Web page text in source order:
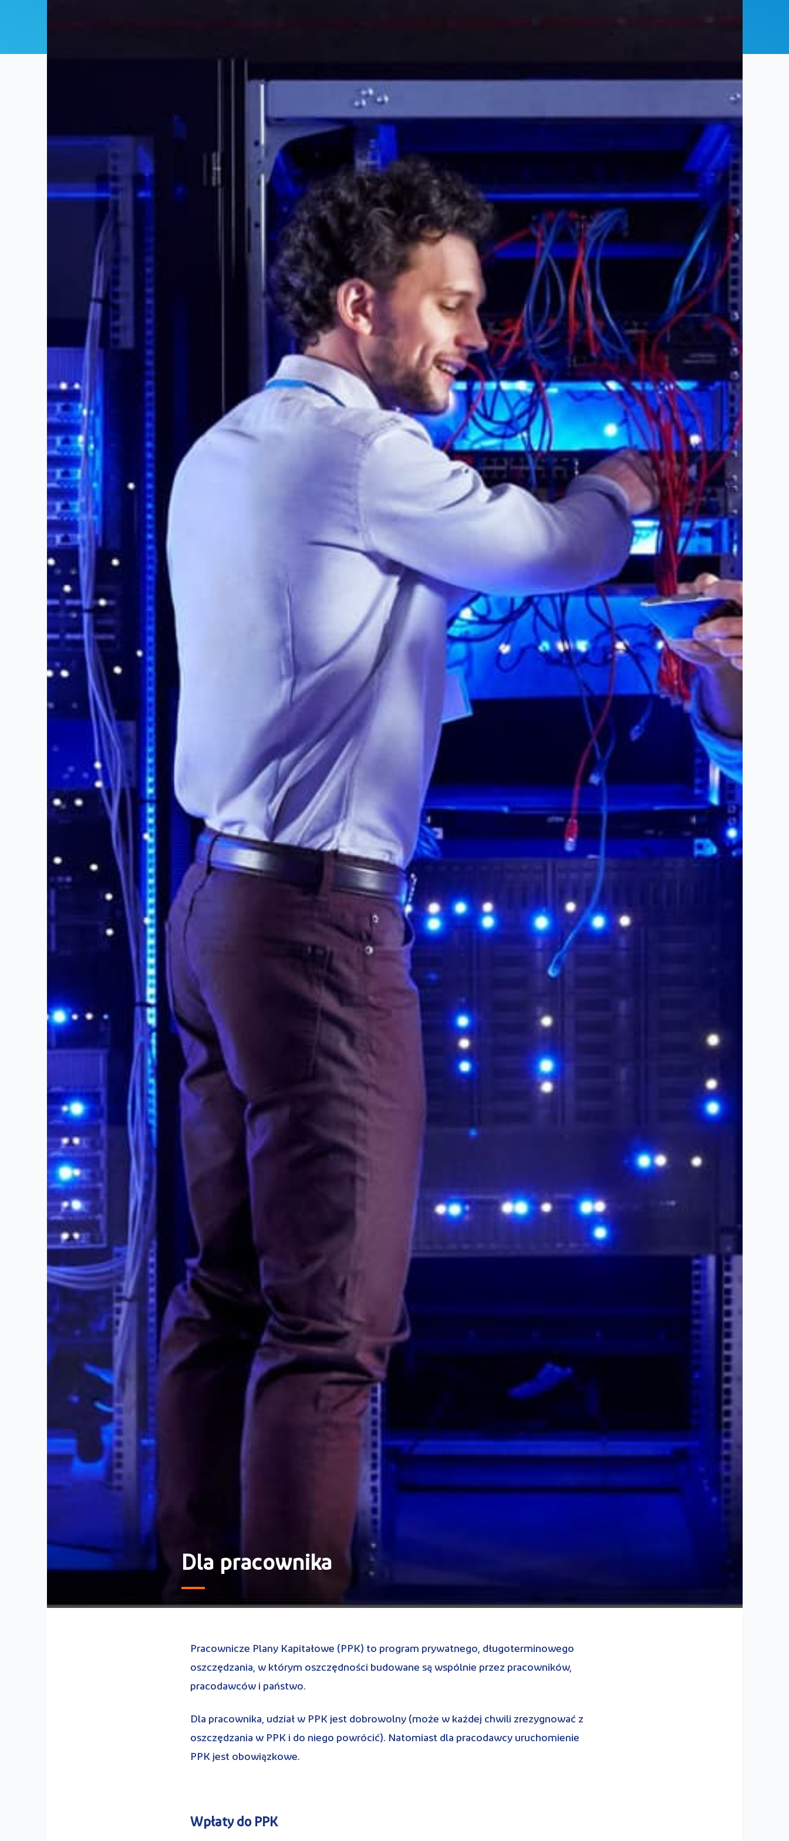
Dla pracownika
Pracownicze Plany Kapitałowe (PPK) to program prywatnego, długoterminowego
oszczędzania, w którym oszczędności budowane są wspólnie przez pracowników,
pracodawców i państwo.
Dla pracownika, udział w PPK jest dobrowolny (może w każdej chwili zrezygnować z
oszczędzania w PPK i do niego powrócić). Natomiast dla pracodawcy uruchomienie
PPK jest obowiązkowe.
Wpłaty do PPK